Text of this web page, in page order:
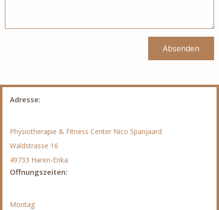
Absenden
Adresse:
Physiotherapie & Fitness Center Nico Spanjaard
Waldstrasse 16
49733 Haren-Erika
Offnungszeiten:
Montag